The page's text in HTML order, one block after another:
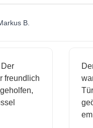
B.
Der
freundlich
geholfen,